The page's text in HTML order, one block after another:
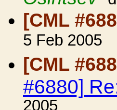
[CML
5 Feb 2005
[CML
#6880]